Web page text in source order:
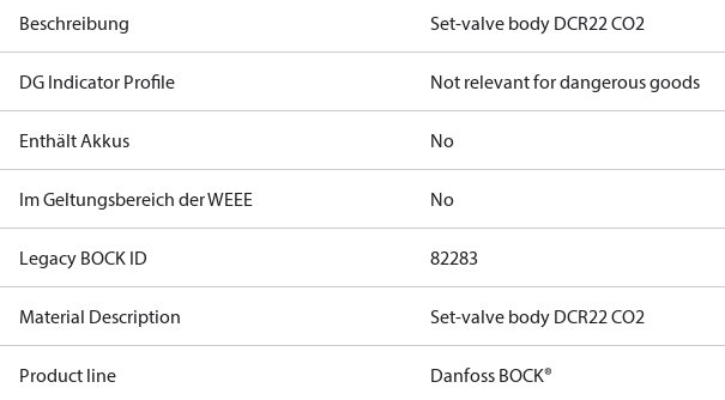
Beschreibung Set-valve body DCR22 CO2
DG Indicator Profile Not relevant for dangerous goods
Enthält Akkus No
Im Geltungsbereich der WEEE No
Legacy BOCK ID 82283
Material Description Set-valve body DCR22 CO2
Product line Danfoss BOCK®